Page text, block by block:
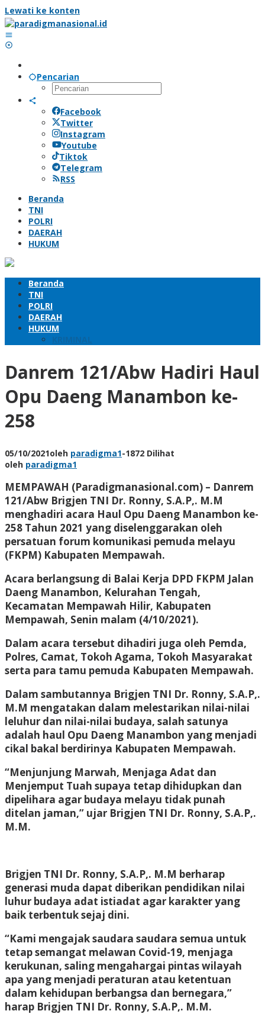
Lewati ke konten
Pencarian
Facebook
Twitter
Instagram
Youtube
Tiktok
Telegram
RSS
Beranda
TNI
POLRI
DAERAH
HUKUM
Beranda
TNI
POLRI
DAERAH
HUKUM
KRIMINAL
Danrem 121/Abw Hadiri Haul
Opu Daeng Manambon ke-
258
05/10/2021oleh paradigma1-1872 Dilihat
oleh paradigma1
MEMPAWAH (Paradigmanasional.com) – Danrem
121/Abw Brigjen TNI Dr. Ronny, S.A.P,. M.M
menghadiri acara Haul Opu Daeng Manambon ke-
258 Tahun 2021 yang diselenggarakan oleh
persatuan forum komunikasi pemuda melayu
(FKPM) Kabupaten Mempawah.
Acara berlangsung di Balai Kerja DPD FKPM Jalan
Daeng Manambon, Kelurahan Tengah,
Kecamatan Mempawah Hilir, Kabupaten
Mempawah, Senin malam (4/10/2021).
Dalam acara tersebut dihadiri juga oleh Pemda,
Polres, Camat, Tokoh Agama, Tokoh Masyarakat
serta para tamu pemuda Kabupaten Mempawah.
Dalam sambutannya Brigjen TNI Dr. Ronny, S.A.P,.
M.M mengatakan dalam melestarikan nilai-nilai
leluhur dan nilai-nilai budaya, salah satunya
adalah haul Opu Daeng Manambon yang menjadi
cikal bakal berdirinya Kabupaten Mempawah.
“Menjunjung Marwah, Menjaga Adat dan
Menjemput Tuah supaya tetap dihidupkan dan
dipelihara agar budaya melayu tidak punah
ditelan jaman,” ujar Brigjen TNI Dr. Ronny, S.A.P,.
M.M.
Brigjen TNI Dr. Ronny, S.A.P,. M.M berharap
generasi muda dapat diberikan pendidikan nilai
luhur budaya adat istiadat agar karakter yang
baik terbentuk sejaj dini.
“Kami mengajak saudara saudara semua untuk
tetap semangat melawan Covid-19, menjaga
kerukunan, saling mengahargai pintas wilayah
apa yang menjadi peraturan atau ketentuan
dalam kehidupan berbangsa dan bernegara,”
harap Brigjen TNI Dr. Ronny, S.A.P,. M.M.